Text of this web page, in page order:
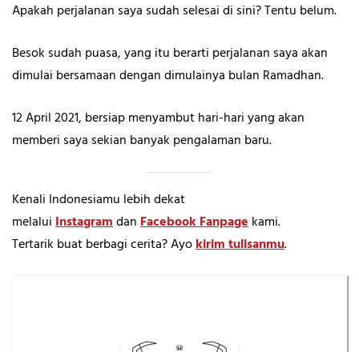
Apakah perjalanan saya sudah selesai di sini? Tentu belum.
Besok sudah puasa, yang itu berarti perjalanan saya akan
dimulai bersamaan dengan dimulainya bulan Ramadhan.
12 April 2021, bersiap menyambut hari-hari yang akan
memberi saya sekian banyak pengalaman baru.
Kenali Indonesiamu lebih dekat
melaluiInstagramdanFacebook Fanpagekami.
Tertarik buat berbagi cerita? Ayokirim tulisanmu.